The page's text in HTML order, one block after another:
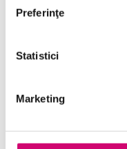
Preferinţe
Statistici
Marketing